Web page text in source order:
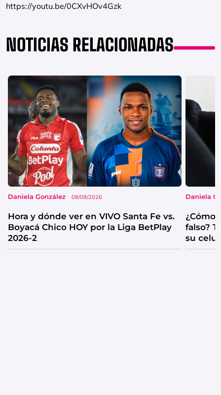
https://youtu.be/0CXvHOv4Gzk
NOTICIAS RELACIONADAS
Daniela González 08/08/2026
Hora y dónde ver en VIVO Santa Fe vs.
Boyacá Chico HOY por la Liga BetPlay
2026-2
Daniela
¿Cómo
falso?
su